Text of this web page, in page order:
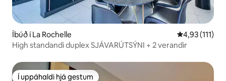
Íbúð í La Rochelle 4,93 af 5 í
4,93 (111)
High standandi duplex SJÁVARÚTSÝNI + 2 verandir
Í uppáhaldi hjá gestum